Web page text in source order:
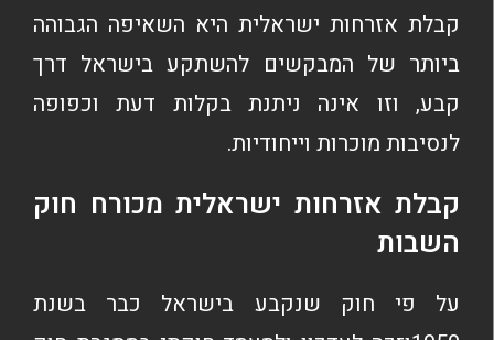
קבלת אזרחות ישראלית היא השאיפה הגבוהה
ביותר של המבקשים להשתקע בישראל דרך
קבע, וזו אינה ניתנת בקלות דעת וכפופה
לנסיבות מוכרות וייחודיות.
קבלת אזרחות ישראלית מכורח חוק
השבות
על פי חוק שנקבע בישראל כבר בשנת